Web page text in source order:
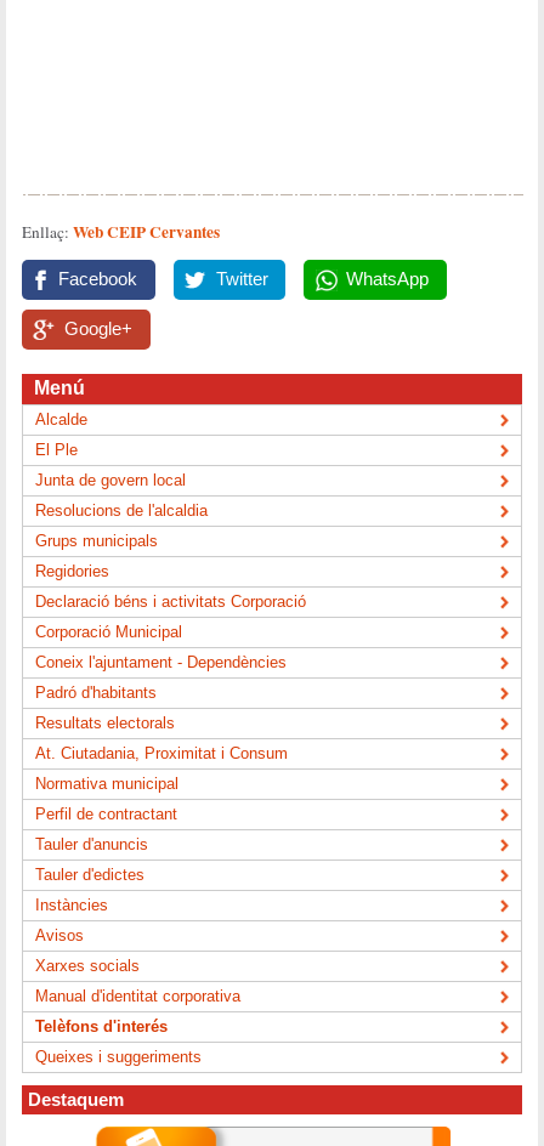
Enllaç:Web CEIP Cervantes
Facebook Twitter WhatsApp
Google+
Menú
Alcalde
El Ple
Junta de govern local
Resolucions de l'alcaldia
Grups municipals
Regidories
Declaració béns i activitats Corporació
Corporació Municipal
Coneix l'ajuntament - Dependències
Padró d'habitants
Resultats electorals
At. Ciutadania, Proximitat i Consum
Normativa municipal
Perfil de contractant
Tauler d'anuncis
Tauler d'edictes
Instàncies
Avisos
Xarxes socials
Manual d'identitat corporativa
Telèfons d'interés
Queixes i suggeriments
Destaquem